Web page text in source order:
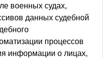
военных судах,
данных судебной
процессов
информации о лицах,